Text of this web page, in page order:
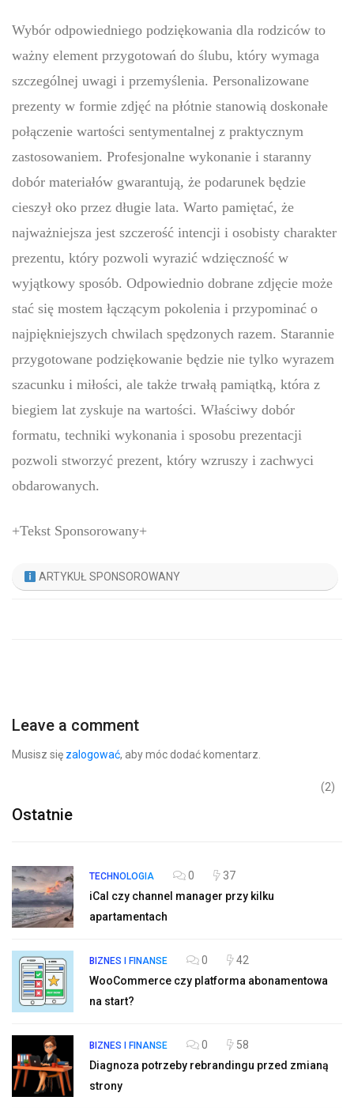
Wybór odpowiedniego podziękowania dla rodziców to
ważny element przygotowań do ślubu, który wymaga
szczególnej uwagi i przemyślenia. Personalizowane
prezenty w formie zdjęć na płótnie stanowią doskonałe
połączenie wartości sentymentalnej z praktycznym
zastosowaniem. Profesjonalne wykonanie i staranny
dobór materiałów gwarantują, że podarunek będzie
cieszył oko przez długie lata. Warto pamiętać, że
najważniejsza jest szczerość intencji i osobisty charakter
prezentu, który pozwoli wyrazić wdzięczność w
wyjątkowy sposób. Odpowiednio dobrane zdjęcie może
stać się mostem łączącym pokolenia i przypominać o
najpiękniejszych chwilach spędzonych razem. Starannie
przygotowane podziękowanie będzie nie tylko wyrazem
szacunku i miłości, ale także trwałą pamiątką, która z
biegiem lat zyskuje na wartości. Właściwy dobór
formatu, techniki wykonania i sposobu prezentacji
pozwoli stworzyć prezent, który wzruszy i zachwyci
obdarowanych.
+Tekst Sponsorowany+
ARTYKUŁ SPONSOROWANY
Leave a comment
Musisz się zalogować, aby móc dodać komentarz.
Ostatnie
TECHNOLOGIA 0
37
iCal czy channel manager przy kilku
apartamentach
BIZNES I FINANSE 0
42
WooCommerce czy platforma abonamentowa
na start?
BIZNES I FINANSE 0
58
Diagnoza potrzeby rebrandingu przed zmianą
strony
(2)